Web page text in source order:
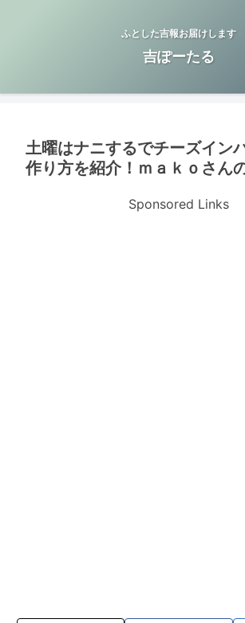
ふとした吉報お届けします
吉ぽーたる
土曜はナニするでチーズイン
作り方を紹介！ｍａｋｏさん
Sponsored Links